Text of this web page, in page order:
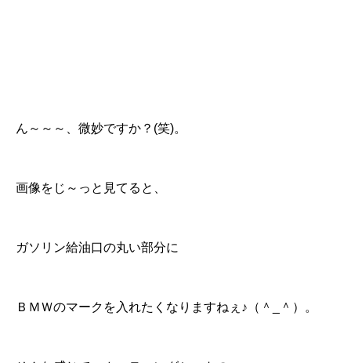
ん～～～、微妙ですか？(笑)。
画像をじ～っと見てると、
ガソリン給油口の丸い部分に
ＢＭＷのマークを入れたくなりますねぇ♪（＾_＾）。